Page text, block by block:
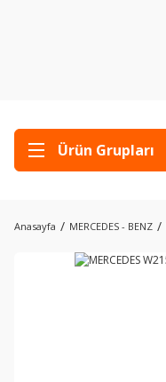
Ürün Grupları
Anasayfa MERCEDES - BENZ